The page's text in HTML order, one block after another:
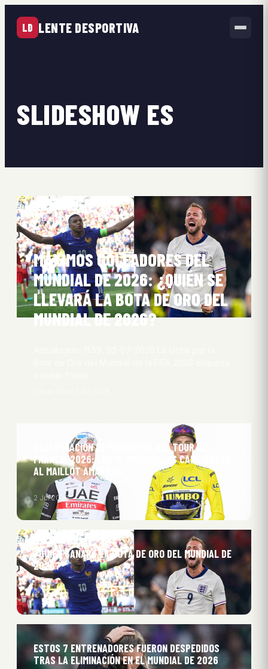
LD LENTE DESPORTIVA
SLIDESHOW ES
MÁXIMOS GOLEADORES DEL
MUNDIAL DE 2026: ¿QUIÉN SE
LLEVARÁ LA BOTA DE ORO DEL
MUNDIAL DE 2026?
CLASIFICACIÓN DE FAVORITOS DEL TOUR DE
FRANCIA 2026: LOS 15 PRINCIPALES CANDIDATOS
AL MAILLOT AMARILLO
2 Jul 2026
¿QUIÉN GANARÁ LA BOTA DE ORO DEL MUNDIAL DE
2026?
2 Jul 2026
ESTOS 7 ENTRENADORES FUERON DESPEDIDOS
TRAS LA ELIMINACIÓN EN EL MUNDIAL DE 2026